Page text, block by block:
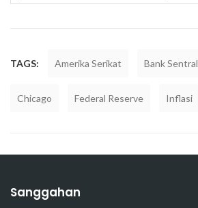
TAGS: Amerika Serikat Bank Sentral
Chicago Federal Reserve Inflasi
Sanggahan